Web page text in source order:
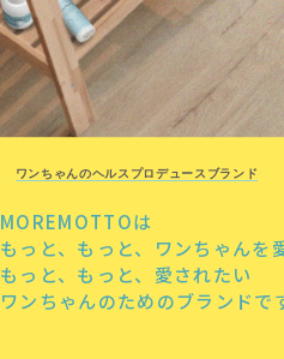
ワンちゃんのヘルスプロデュースブランド
MOREMOTTOは
もっと、もっと、ワンちゃんを
もっと、もっと、愛されたい
ワンちゃんのためのブランドで